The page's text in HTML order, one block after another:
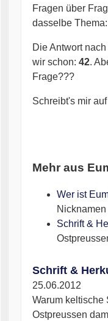
Fragen über
dasselbe Thema:
Die Antwort
wir schon: 42.
Frage???
Schreibt's mir
Mehr aus
Wer ist
Nicknamen
Schrift &
Schrift &
25.06.2012
Warum keltische
Ostpreussen